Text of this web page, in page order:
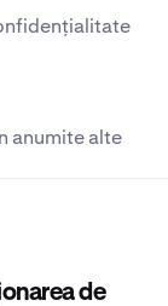
anumite alte
de